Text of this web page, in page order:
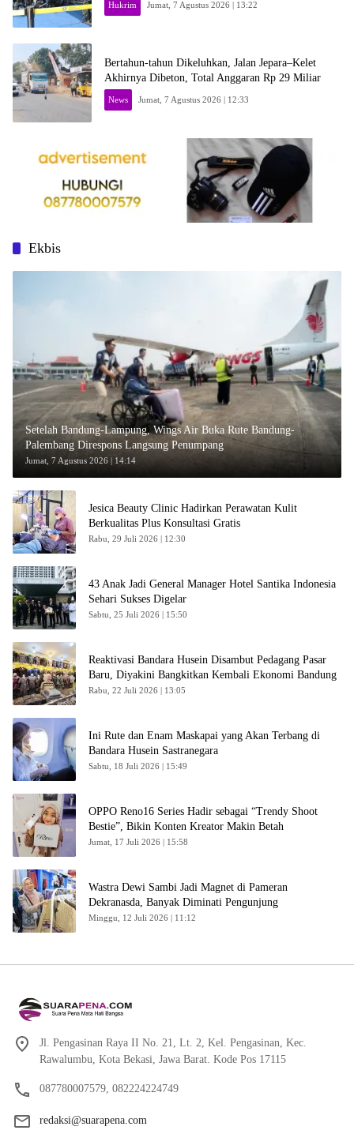
Hukrim Jumat, 7 Agustus 2026 | 13:22
Bertahun-tahun Dikeluhkan, Jalan Jepara–Kelet
Akhirnya Dibeton, Total Anggaran Rp 29 Miliar
News Jumat, 7 Agustus 2026 | 12:33
Ekbis
Setelah Bandung-Lampung, Wings Air Buka Rute Bandung-
Palembang Direspons Langsung Penumpang
Jumat, 7 Agustus 2026 | 14:14
Jesica Beauty Clinic Hadirkan Perawatan Kulit
Berkualitas Plus Konsultasi Gratis
Rabu, 29 Juli 2026 | 12:30
43 Anak Jadi General Manager Hotel Santika Indonesia
Sehari Sukses Digelar
Sabtu, 25 Juli 2026 | 15:50
Reaktivasi Bandara Husein Disambut Pedagang Pasar
Baru, Diyakini Bangkitkan Kembali Ekonomi Bandung
Rabu, 22 Juli 2026 | 13:05
Ini Rute dan Enam Maskapai yang Akan Terbang di
Bandara Husein Sastranegara
Sabtu, 18 Juli 2026 | 15:49
OPPO Reno16 Series Hadir sebagai “Trendy Shoot
Bestie”, Bikin Konten Kreator Makin Betah
Jumat, 17 Juli 2026 | 15:58
Wastra Dewi Sambi Jadi Magnet di Pameran
Dekranasda, Banyak Diminati Pengunjung
Minggu, 12 Juli 2026 | 11:12
Jl. Pengasinan Raya II No. 21, Lt. 2, Kel. Pengasinan, Kec.
Rawalumbu, Kota Bekasi, Jawa Barat. Kode Pos 17115
087780007579, 082224224749
redaksi@suarapena.com